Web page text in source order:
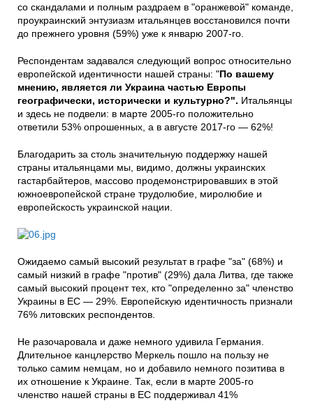
со скандалами и полным раздраем в "оранжевой" команде,
проукраинский энтузиазм итальянцев восстановился почти
до прежнего уровня (59%) уже к январю 2007-го.
Респондентам задавался следующий вопрос относительно
европейской идентичности нашей страны: "По вашему
мнению, является ли Украина частью Европы
географически, исторически и культурно?". Итальянцы
и здесь не подвели: в марте 2005-го положительно
ответили 53% опрошенных, а в августе 2017-го — 62%!
Благодарить за столь значительную поддержку нашей
страны итальянцами мы, видимо, должны украинских
гастарбайтеров, массово продемонстрировавших в этой
южноевропейской стране трудолюбие, миролюбие и
европейскость украинской нации.
Ожидаемо самый высокий результат в графе "за" (68%) и
самый низкий в графе "против" (29%) дала Литва, где также
самый высокий процент тех, кто "определенно за" членство
Украины в ЕС — 29%. Европейскую идентичность признали
76% литовских респондентов.
Не разочаровала и даже немного удивила Германия.
Длительное канцлерство Меркель пошло на пользу не
только самим немцам, но и добавило немного позитива в
их отношение к Украине. Так, если в марте 2005-го
членство нашей страны в ЕС поддерживал 41%